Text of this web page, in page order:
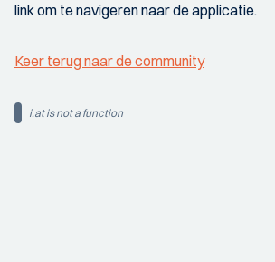
link om te navigeren naar de applicatie.
Keer terug naar de community
i.at is not a function